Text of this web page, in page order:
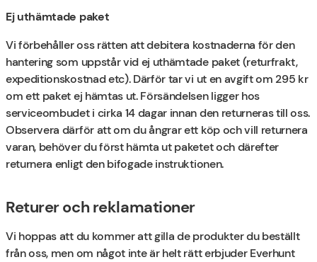
Ej uthämtade paket
Vi förbehåller oss rätten att debitera kostnaderna för den
hantering som uppstår vid ej uthämtade paket (returfrakt,
expeditionskostnad etc). Därför tar vi ut en avgift om 295 kr
om ett paket ej hämtas ut. Försändelsen ligger hos
serviceombudet i cirka 14 dagar innan den returneras till oss.
Observera därför att om du ångrar ett köp och vill returnera
varan, behöver du först hämta ut paketet och därefter
returnera enligt den bifogade instruktionen.
Returer och reklamationer
Vi hoppas att du kommer att gilla de produkter du beställt
från oss, men om något inte är helt rätt erbjuder Everhunt